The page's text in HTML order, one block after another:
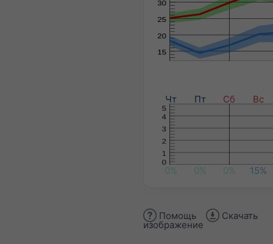
Чт Пт Сб Вс
0% 0% 0% 15%
Помощь Скачать
изображение